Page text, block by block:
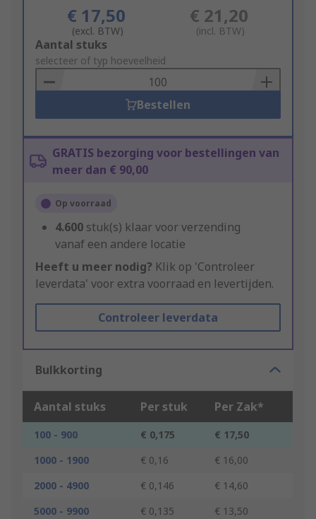
€ 17,50
(excl. BTW)
€ 21,20
(incl. BTW)
Add
to
Basket
Aantal stuks
selecteer of typ hoeveelheid
Bestellen
GRATIS bezorging voor bestellingen van
meer dan € 90,00
Op voorraad
4.600 stuk(s) klaar voor verzending
vanaf een andere locatie
Heeft u meer nodig? Klik op 'Controleer
leverdata' voor extra voorraad en levertijden.
Controleer leverdata
Bulkkorting
Aantal stuks Per stuk Per Zak*
100 - 900 € 0,175
€ 17,50
1000 - 1900
€ 0,16
€ 16,00
2000 - 4900
€ 0,146
€ 14,60
5000 - 9900
€ 0,135
€ 13,50